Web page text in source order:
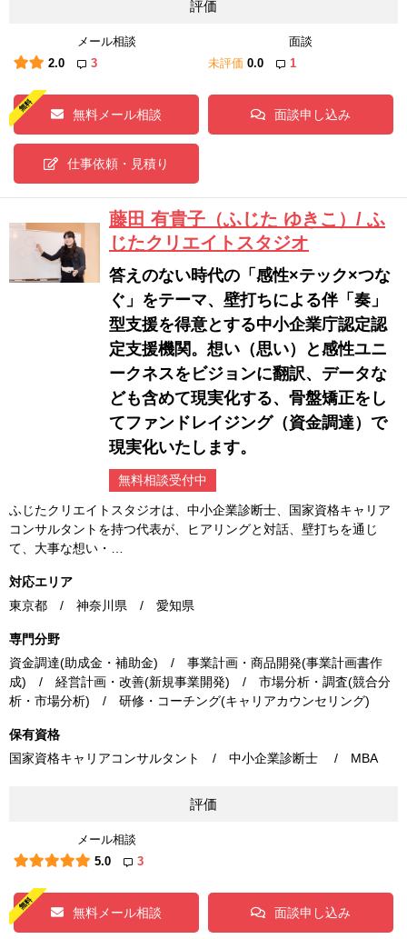
評価
メール相談
2.0
3
面談
未評価 0.0 1
無料メール相談 面談申し込み
仕事依頼・見積り
藤田 有貴子（ふじた ゆきこ）/ ふ
じたクリエイトスタジオ
答えのない時代の「感性×テック×つな
ぐ」をテーマ、壁打ちによる伴「奏」
型支援を得意とする中小企業庁認定認
定支援機関。想い（思い）と感性ユニ
ークネスをビジョンに翻訳、データな
ども含めて現実化する、骨盤矯正をし
てファンドレイジング（資金調達）で
現実化いたします。
無料相談受付中
ふじたクリエイトスタジオは、中小企業診断士、国家資格キャリア
コンサルタントを持つ代表が、ヒアリングと対話、壁打ちを通じ
て、大事な想い・…
対応エリア
東京都 / 神奈川県 / 愛知県
専門分野
資金調達(助成金・補助金) / 事業計画・商品開発(事業計画書作
成) / 経営計画・改善(新規事業開発) / 市場分析・調査(競合分
析・市場分析) / 研修・コーチング(キャリアカウンセリング)
保有資格
国家資格キャリアコンサルタント / 中小企業診断士 / MBA
評価
メール相談
5.0
3
無料メール相談 面談申し込み